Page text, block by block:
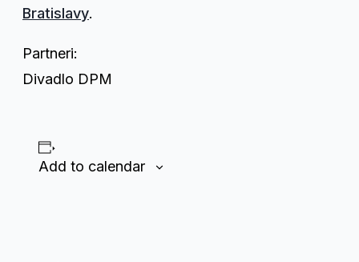
Bratislavy.
Partneri:
Divadlo DPM
Add to calendar